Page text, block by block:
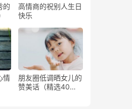
的
高情商的祝别人生日
快乐
情
朋友圈低调晒女儿的
赞美话（精选40